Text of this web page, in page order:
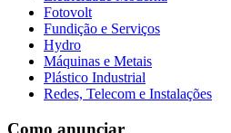
Fotovolt
Fundição e Serviços
Hydro
Máquinas e Metais
Plástico Industrial
Redes, Telecom e Instalações
Como anunciar